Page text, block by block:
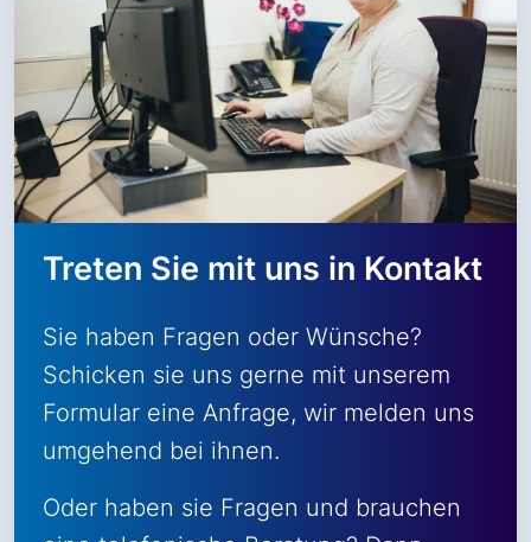
Treten Sie mit uns in Kontakt
Sie haben Fragen oder Wünsche?
Schicken sie uns gerne mit unserem
Formular eine Anfrage, wir melden uns
umgehend bei ihnen.
Oder haben sie Fragen und brauchen